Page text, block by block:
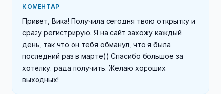
КОМЕНТАР
Привет, Вика! Получила сегодня твою открытку и
сразу регистрирую. Я на сайт захожу каждый
день, так что он тебя обманул, что я была
последний раз в марте)) Спасибо большое за
хотелку. рада получить. Желаю хороших
выходных!